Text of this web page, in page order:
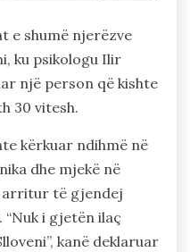
e shumë njerëzve
ku psikologu Ilir
një person që kishte
30 vitesh.
kërkuar ndihmë në
dhe mjekë në
arritur të gjendej
i gjetën ilaç
kanë deklaruar